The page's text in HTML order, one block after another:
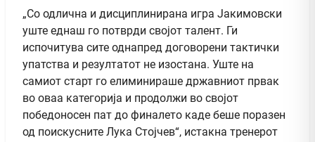
„Со одлична и дисциплинирана игра Јакимовски
уште еднаш го потврди својот талент. Ги
испочитува сите однапред договорени тактички
упатства и резултатот не изостана. Уште на
самиот старт го елиминираше државниот првак
во оваа категорија и продолжи во својот
победоносен пат до финалето каде беше поразен
од поискусните Лука Стојчев“, истакна тренерот